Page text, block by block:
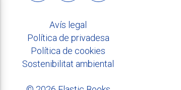
Avís legal
Política de privadesa
Política de cookies
Sostenibilitat ambiental